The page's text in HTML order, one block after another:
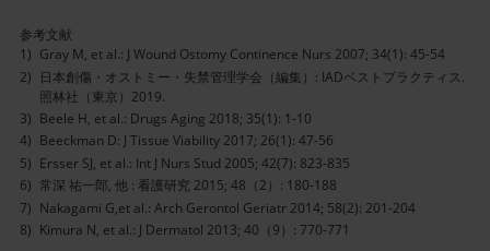
参考文献
Gray M, et al.: J Wound Ostomy Continence Nurs 2007; 34(1): 45-54
日本創傷・オストミー・失禁管理学会（編集）: IADベストプラクティス.
照林社（東京）2019.
Beele H, et al.: Drugs Aging 2018; 35(1): 1-10
Beeckman D: J Tissue Viability 2017; 26(1): 47-56
Ersser SJ, et al.: Int J Nurs Stud 2005; 42(7): 823-835
常深 祐一郎, 他 : 看護研究 2015; 48（2）: 180-188
Nakagami G,et al.: Arch Gerontol Geriatr 2014; 58(2): 201-204
Kimura N, et al.: J Dermatol 2013; 40（9）: 770-771